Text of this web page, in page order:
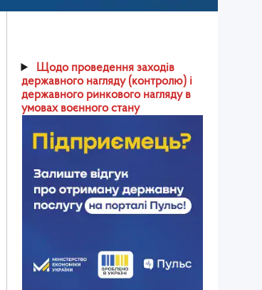
Щодо проведення заходів
державного нагляду (контролю) і
державного ринкового нагляду в
умовах воєнного стану